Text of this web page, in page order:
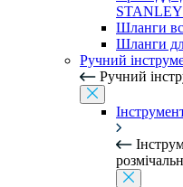
STANLEY
Шланги
Шланги
Ручний
Ручний